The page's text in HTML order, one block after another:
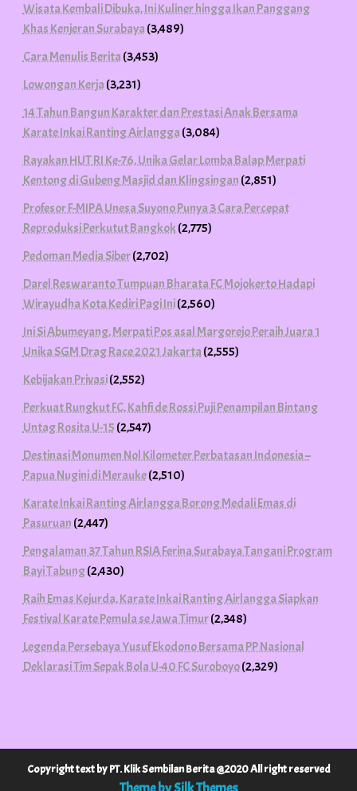
Wisata Kembali Dibuka, Ini Kuliner hingga Ikan Panggang
Khas Kenjeran Surabaya(3,489)
Cara Menulis Berita(3,453)
Lowongan Kerja(3,231)
14 Tahun Bangun Karakter dan Prestasi Anak Bersama
Karate Inkai Ranting Airlangga(3,084)
Rayakan HUT RI Ke-76, Unika Gelar Lomba Balap Merpati
Kentong di Gubeng Masjid dan Klingsingan (2,851)
Profesor F-MIPA Unesa Suyono Punya 3 Cara Percepat
Reproduksi Perkutut Bangkok (2,775)
Pedoman Media Siber(2,702)
Darel Reswaranto Tumpuan Bharata FC Mojokerto Hadapi
Wirayudha Kota Kediri Pagi Ini(2,560)
Ini Si Abumeyang, Merpati Pos asal Margorejo Peraih Juara 1
Unika SGM Drag Race 2021 Jakarta(2,555)
Kebijakan Privasi(2,552)
Perkuat Rungkut FC, Kahfi de Rossi Puji Penampilan Bintang
Untag Rosita U-15 (2,547)
Destinasi Monumen Nol Kilometer Perbatasan Indonesia –
Papua Nugini di Merauke(2,510)
Karate Inkai Ranting Airlangga Borong Medali Emas di
Pasuruan (2,447)
Pengalaman 37 Tahun RSIA Ferina Surabaya Tangani Program
Bayi Tabung(2,430)
Raih Emas Kejurda, Karate Inkai Ranting Airlangga Siapkan
Festival Karate Pemula se Jawa Timur(2,348)
Legenda Persebaya Yusuf Ekodono Bersama PP Nasional
Deklarasi Tim Sepak Bola U-40 FC Suroboyo(2,329)
Copyright text by PT. Klik Sembilan Berita @2020 All right reserved